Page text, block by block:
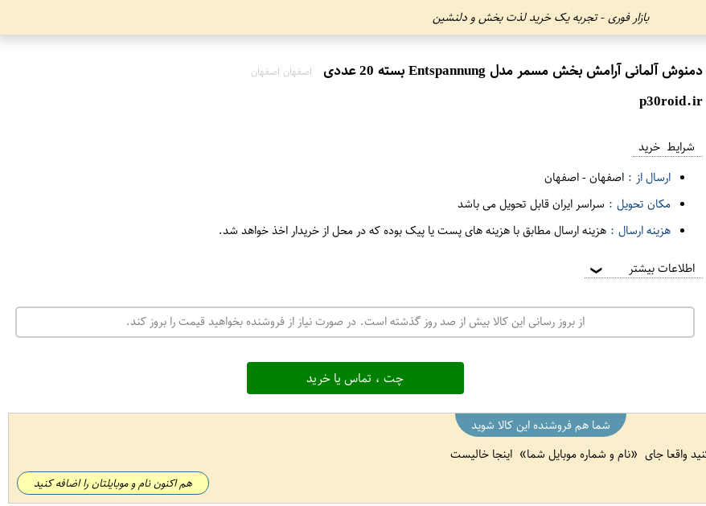
بازار فوری - تجربه یک خرید لذت بخش و دلنشین
دمنوش آلمانی آرامش بخش مسمر مدل Entspannung بسته 20 عددی اصفهان اصفهان
p30roid.ir
شرایط خرید
ارسال از : اصفهان-اصفهان
مکان تحویل : سراسر ایران قابل تحویل می باشد
هزینه ارسال : هزینه ارسال مطابق با هزینه های پست یا پیک بوده که در محل از خریدار اخذ خواهد شد.
اطلاعات بیشتر ❯
از بروز رسانی این کالا بیش از صد روز گذشته است. در صورت نیاز از فروشنده بخواهید قیمت را بروز کند.
چت ، تماس یا خرید
شما هم فروشنده این کالا شوید
واقعا جای
نام و شماره موبایل شما اینجا خالیست
هم اکنون نام و موبایلتان را اضافه کنید